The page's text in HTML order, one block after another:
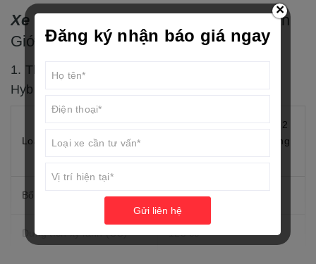
Xe Grande
Blue Core Hybrid Phiên Bản
Giới Hạn.
1. Thông Số Kỹ Thuật
Hybrid Phiên Bản Giới Hạn.
Loại
Blue Core, SOHC, 4 thì, 2
van, Làm mát bằng không
Bố trí xi lanh Xy lanh đơn
Dung tích xy lanh (CC) 125 cc
Đăng ký nhận báo giá ngay
×
Gửi liên hệ